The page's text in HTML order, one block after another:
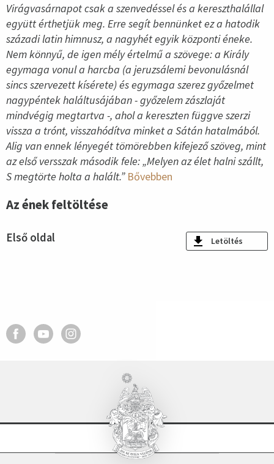
Virágvasárnapot csak a szenvedéssel és a kereszthalállal
együtt érthetjük meg. Erre segít bennünket ez a hatodik
századi latin himnusz, a nagyhét egyik központi éneke.
Nem könnyű, de igen mély értelmű a szövege: a Király
egymaga vonul a harcba (a jeruzsálemi bevonulásnál
sincs szervezett kísérete) és egymaga szerez győzelmet
nagypéntek haláltusájában - győzelem zászlaját
mindvégig megtartva -, ahol a kereszten függve szerzi
vissza a trónt, visszahódítva minket a Sátán hatalmából.
Alig van ennek lényegét tömörebben kifejező szöveg, mint
az első versszak második fele: „Melyen az élet halni szállt,
S megtörte holta a halált.” Bővebben
Az ének feltöltése
Első oldal Letöltés